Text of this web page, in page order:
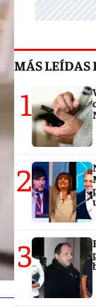
MÁS LEÍDAS
1
2
3